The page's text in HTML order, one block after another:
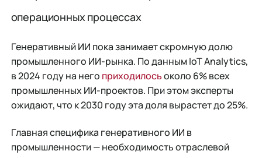
операционных процессах
Генеративный ИИ пока занимает скромную долю
промышленного ИИ-рынка. По данным IoT Analytics,
в 2024 году на него приходилосьоколо 6% всех
промышленных ИИ-проектов. При этом эксперты
ожидают, что к 2030 году эта доля вырастет до 25%.
Главная специфика генеративного ИИ в
промышленности — необходимость отраслевой